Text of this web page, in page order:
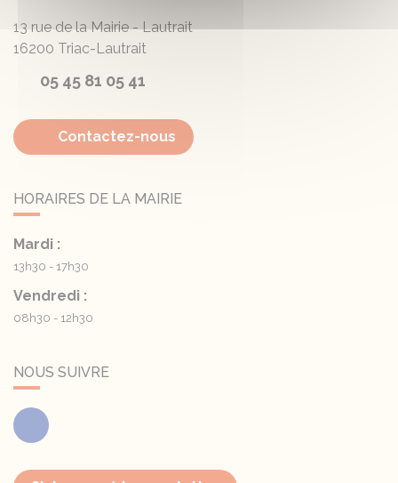
13 rue de la Mairie - Lautrait
16200 Triac-Lautrait
05 45 81 05 41
Contactez-nous
HORAIRES DE LA MAIRIE
Mardi :
13h30 - 17h30
Vendredi :
08h30 - 12h30
NOUS SUIVRE
Facebook